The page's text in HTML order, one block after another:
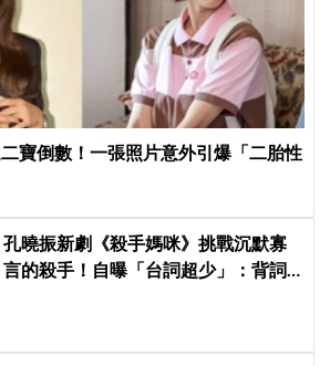
寶倒數！一張照片意外引爆「二胎性
孔曉振新劇《殺手媽咪》挑戰沉默寡
言的殺手！自曝「台詞超少」：背詞